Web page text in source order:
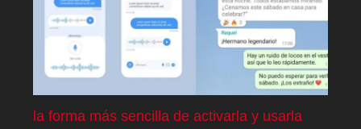
la forma más sencilla de activarla y usarla